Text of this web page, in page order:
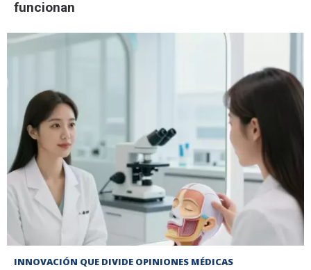
funcionan
INNOVACIÓN QUE DIVIDE OPINIONES MÉDICAS